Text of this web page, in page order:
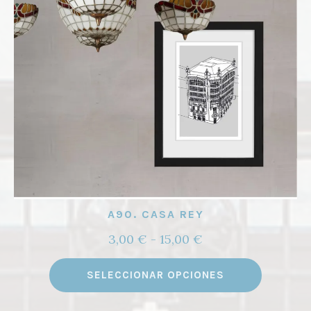
A90. CASA REY
3,00 € - 15,00 €
de
precios:
desde
SELECCIONAR OPCIONES
Este